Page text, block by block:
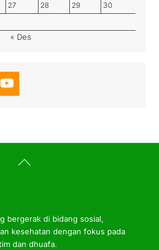
27 28 29
30
« Des
Back
To
bergerak di bidang sosial,
kesehatan dengan fokus pada
dan dhuafa.